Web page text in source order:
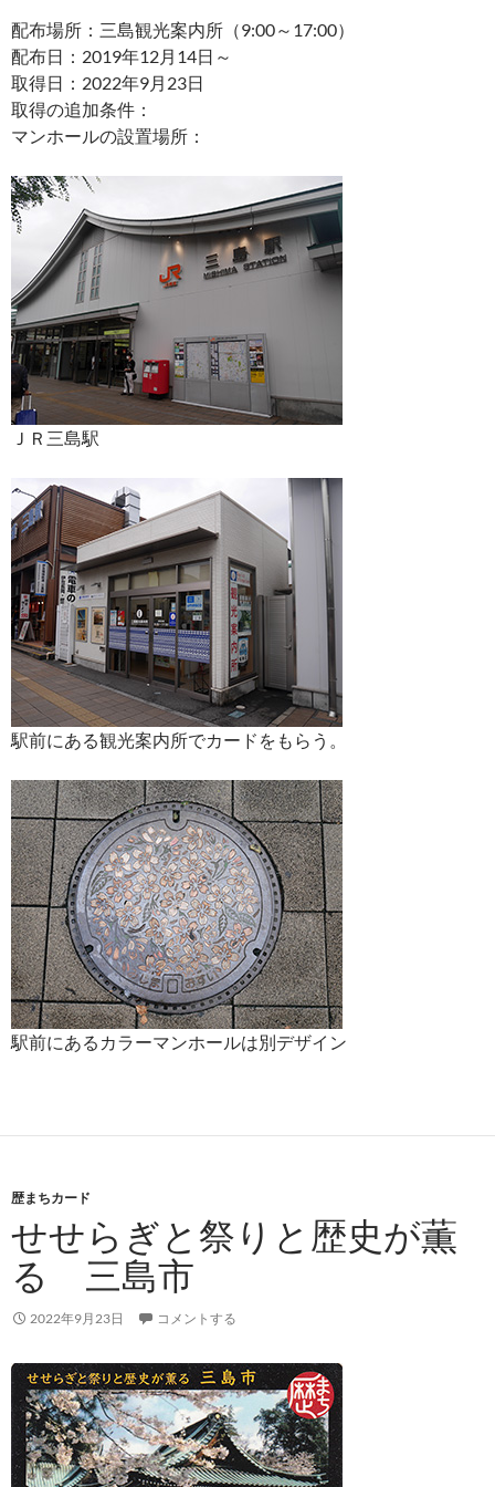
配布場所：三島観光案内所（9:00～17:00）
配布日：2019年12月14日～
取得日：2022年9月23日
取得の追加条件：
マンホールの設置場所：
ＪＲ三島駅
駅前にある観光案内所でカードをもらう。
駅前にあるカラーマンホールは別デザイン
歴まちカード
せせらぎと祭りと歴史が薫
る 三島市
2022年9月23日 コメントする